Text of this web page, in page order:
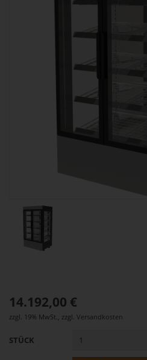
14.192,00 €
zzgl. 19% MwSt., zzgl. Versandkosten
STÜCK